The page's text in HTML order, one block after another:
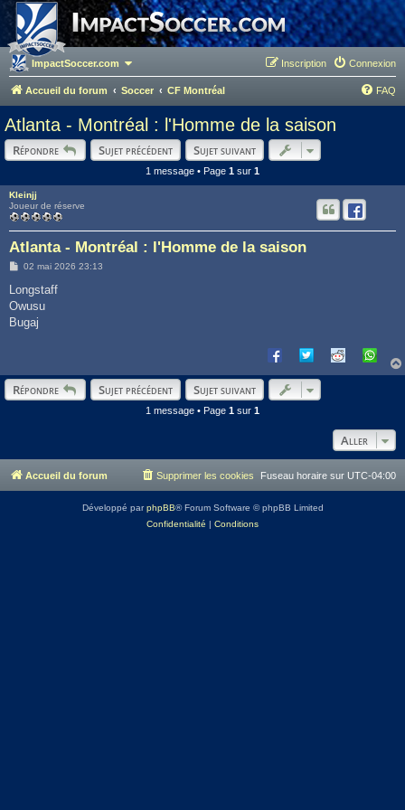
ImpactSoccer.com Connexion
Inscription
Accueil du forum Soccer CF Montréal FAQ
Atlanta - Montréal : l'Homme de la saison
Répondre Sujet précédent Sujet suivant
1 message • Page 1 sur 1
Kleinjj
Joueur de réserve
Atlanta - Montréal : l'Homme de la saison
M
s
a
g
e
02 mai 2026 23:13
Longstaff
Owusu
Bugaj
Répondre Sujet précédent Sujet suivant
1 message • Page 1 sur 1
Aller
Accueil du forum Fuseau horaire sur UTC-04:00
Supprimer les cookies
Développé parphpBB® Forum Software © phpBB Limited
Confidentialité | Conditions